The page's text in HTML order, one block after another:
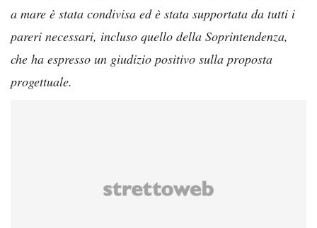
a mare è stata condivisa ed è stata supportata da tutti i
pareri necessari, incluso quello della Soprintendenza,
che ha espresso un giudizio positivo sulla proposta
progettuale.